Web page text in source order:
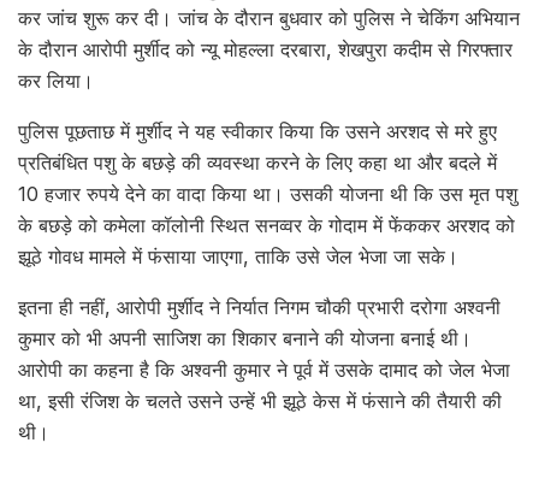
कर जांच शुरू कर दी। जांच के दौरान बुधवार को पुलिस ने चेकिंग अभियान
के दौरान आरोपी मुर्शीद को न्यू मोहल्ला दरबारा, शेखपुरा कदीम से गिरफ्तार
कर लिया।
पुलिस पूछताछ में मुर्शीद ने यह स्वीकार किया कि उसने अरशद से मरे हुए
प्रतिबंधित पशु के बछड़े की व्यवस्था करने के लिए कहा था और बदले में
10 हजार रुपये देने का वादा किया था। उसकी योजना थी कि उस मृत पशु
के बछड़े को कमेला कॉलोनी स्थित सनव्वर के गोदाम में फेंककर अरशद को
झूठे गोवध मामले में फंसाया जाएगा, ताकि उसे जेल भेजा जा सके।
इतना ही नहीं, आरोपी मुर्शीद ने निर्यात निगम चौकी प्रभारी दरोगा अश्वनी
कुमार को भी अपनी साजिश का शिकार बनाने की योजना बनाई थी।
आरोपी का कहना है कि अश्वनी कुमार ने पूर्व में उसके दामाद को जेल भेजा
था, इसी रंजिश के चलते उसने उन्हें भी झूठे केस में फंसाने की तैयारी की
थी।